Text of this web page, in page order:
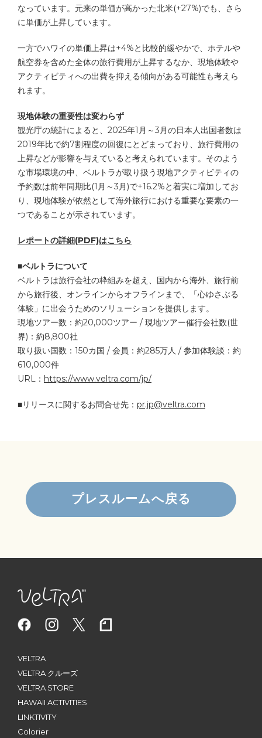
なっています。元来の単価が高かった北米(+27%)でも、さら
に単価が上昇しています。
一方でハワイの単価上昇は+4%と比較的緩やかで、ホテルや
航空券を含めた全体の旅行費用が上昇するなか、現地体験や
アクティビティへの出費を抑える傾向がある可能性も考えら
れます。
現地体験の重要性は変わらず
観光庁の統計によると、2025年1月～3月の日本人出国者数は
2019年比で約7割程度の回復にとどまっており、旅行費用の
上昇などが影響を与えていると考えられています。そのよう
な市場環境の中、ベルトラが取り扱う現地アクティビティの
予約数は前年同期比(1月～3月)で+16.2%と着実に増加してお
り、現地体験が依然として海外旅行における重要な要素の一
つであることが示されています。
レポートの詳細(PDF)はこちら
■ベルトラについて
ベルトラは旅行会社の枠組みを超え、国内から海外、旅行前
から旅行後、オンラインからオフラインまで、「心ゆさぶる
体験」に出会うためのソリューションを提供します。
現地ツアー数：約20,000ツアー / 現地ツアー催行会社数(世
界)：約8,800社
取り扱い国数：150カ国 / 会員：約285万人 / 参加体験談：約
610,000件
URL： https://www.veltra.com/jp/
■リリースに関するお問合せ先： pr.jp@veltra.com
プレスルームへ戻る
VELTRA
VELTRA クルーズ
VELTRA STORE
HAWAII ACTIVITIES
LINKTIVITY
Colorier